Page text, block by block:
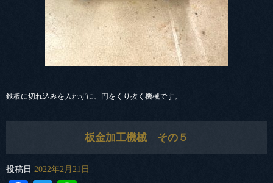
鉄板に切れ込みを入れずに、円をくり抜く機械です。
板金加工機械 その５
投稿日 2022年2月21日